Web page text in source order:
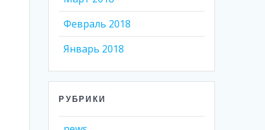
Февраль 2018
Январь 2018
РУБРИКИ